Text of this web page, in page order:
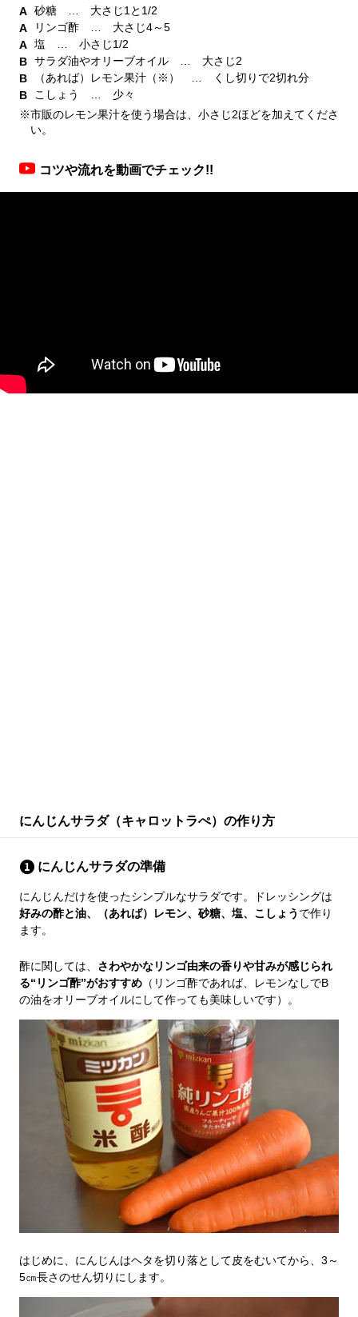
砂糖 … 大さじ1と1/2
リンゴ酢 … 大さじ4～5
塩 … 小さじ1/2
サラダ油やオリーブオイル … 大さじ2
（あれば）レモン果汁（※） … くし切りで2切れ分
こしょう … 少々
※市販のレモン果汁を使う場合は、小さじ2ほどを加えてくださ
い。
コツや流れを動画でチェック!!
にんじんサラダ（キャロットラぺ）の作り方
にんじんサラダの準備
にんじんだけを使ったシンプルなサラダです。ドレッシングは
好みの酢と油、（あれば）レモン、砂糖、塩、こしょう で作り
ます。
酢に関しては、 さわやかなリンゴ由来の香りや甘みが感じられ
る“リンゴ酢”がおすすめ （リンゴ酢であれば、レモンなしでB
の油をオリーブオイルにして作っても美味しいです）。
はじめに、にんじんはヘタを切り落として皮をむいてから、3～
5㎝長さのせん切りにします。